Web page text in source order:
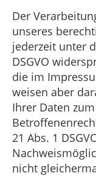
Der
unseres
jederzeit unter
DSGVO
die im
weisen aber
Ihrer Daten
21 Abs. 1
nicht